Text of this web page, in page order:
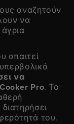
αναζητούν
να
απαιτεί
να
Pro. Το
του.